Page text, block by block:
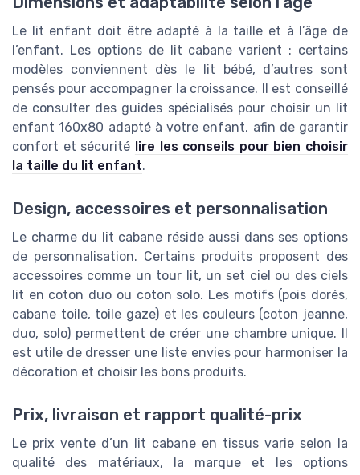
Le lit enfant doit être adapté à la taille et à l’âge de
l’enfant. Les options de lit cabane varient : certains
modèles conviennent dès le lit bébé, d’autres sont
pensés pour accompagner la croissance. Il est conseillé
de consulter des guides spécialisés pour choisir un lit
enfant 160x80 adapté à votre enfant, afin de garantir
confort et sécurité lire les conseils pour bien choisir
la taille du lit enfant.
Design, accessoires et personnalisation
Le charme du lit cabane réside aussi dans ses options
de personnalisation. Certains produits proposent des
accessoires comme un tour lit, un set ciel ou des ciels
lit en coton duo ou coton solo. Les motifs (pois dorés,
cabane toile, toile gaze) et les couleurs (coton jeanne,
duo, solo) permettent de créer une chambre unique. Il
est utile de dresser une liste envies pour harmoniser la
décoration et choisir les bons produits.
Prix, livraison et rapport qualité-prix
Le prix vente d’un lit cabane en tissus varie selon la
qualité des matériaux, la marque et les options